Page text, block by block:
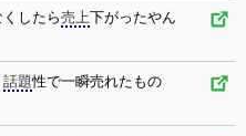
くしたら売上下がったやん
話題性で一瞬売れたもの